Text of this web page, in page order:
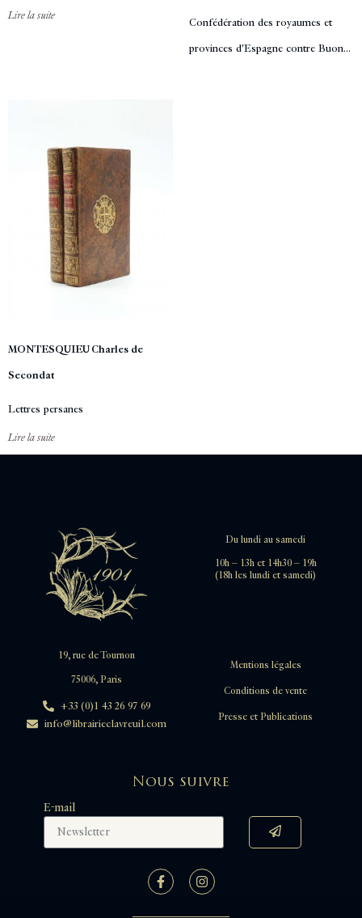
Lire la suite
Confédération des royaumes et
provinces d'Espagne contre Buon...
MONTESQUIEU Charles de
Secondat
Lettres persanes
Lire la suite
Du lundi au samedi
10h – 13h et 14h30 – 19h
(18h les lundi et samedi)
19, rue de Tournon
75006, Paris
+33 (0)1 43 26 97 69
info@librairieclavreuil.com
Mentions légales
Conditions de vente
Presse et Publications
Nous suivre
E-mail